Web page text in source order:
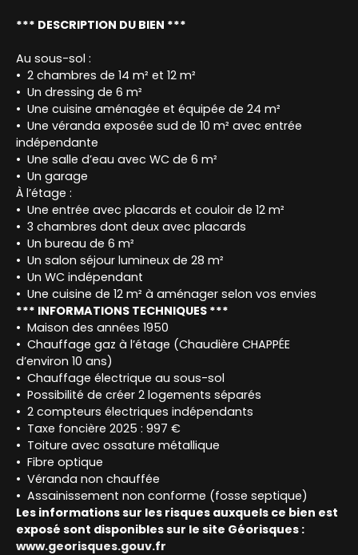
*** DESCRIPTION DU BIEN ***
Au sous-sol :
2 chambres de 14 m² et 12 m²
Un dressing de 6 m²
Une cuisine aménagée et équipée de 24 m²
Une véranda exposée sud de 10 m² avec entrée
indépendante
Une salle d’eau avec WC de 6 m²
Un garage
À l’étage :
Une entrée avec placards et couloir de 12 m²
3 chambres dont deux avec placards
Un bureau de 6 m²
Un salon séjour lumineux de 28 m²
Un WC indépendant
Une cuisine de 12 m² à aménager selon vos envies
*** INFORMATIONS TECHNIQUES ***
Maison des années 1950
Chauffage gaz à l’étage (Chaudière CHAPPÉE
d’environ 10 ans)
Chauffage électrique au sous-sol
Possibilité de créer 2 logements séparés
2 compteurs électriques indépendants
Taxe foncière 2025 : 997 €
Toiture avec ossature métallique
Fibre optique
Véranda non chauffée
Assainissement non conforme (fosse septique)
Les informations sur les risques auxquels ce bien est
exposé sont disponibles sur le site Géorisques :
www.georisques.gouv.fr